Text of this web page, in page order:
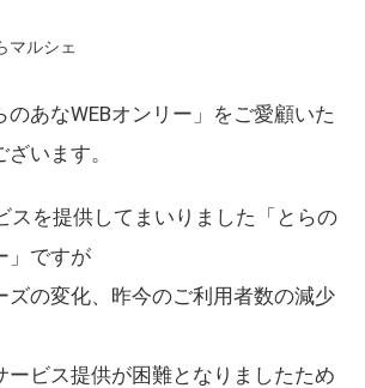
マルシェ
のあなWEBオンリー」をご愛顧いた
います。
スを提供してまいりました「とらの
」ですが
ズの変化、昨今のご利用者数の減少
ービス提供が困難となりましたため